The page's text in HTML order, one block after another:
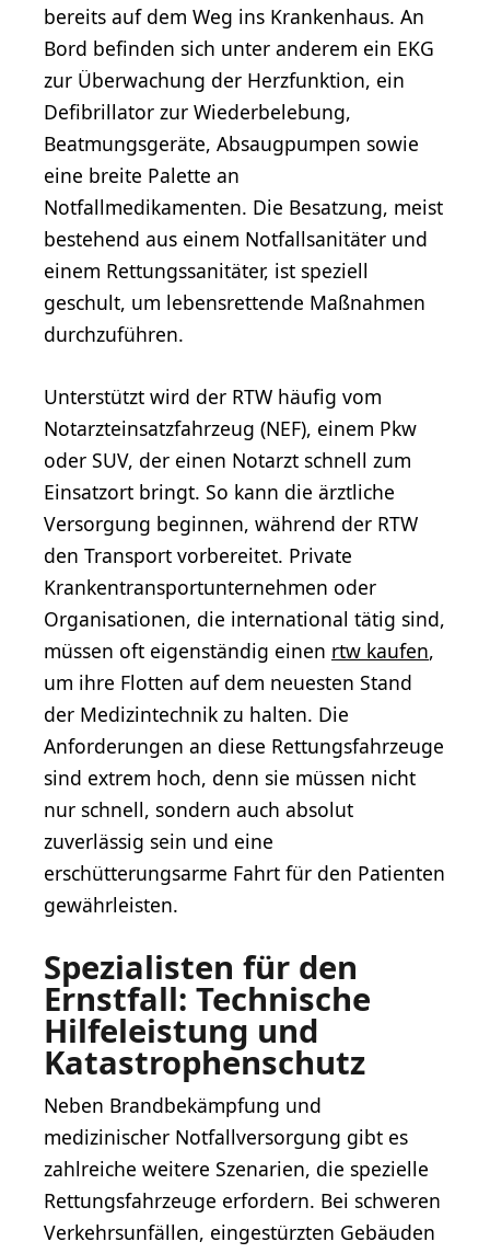
bereits auf dem Weg ins Krankenhaus. An
Bord befinden sich unter anderem ein EKG
zur Überwachung der Herzfunktion, ein
Defibrillator zur Wiederbelebung,
Beatmungsgeräte, Absaugpumpen sowie
eine breite Palette an
Notfallmedikamenten. Die Besatzung, meist
bestehend aus einem Notfallsanitäter und
einem Rettungssanitäter, ist speziell
geschult, um lebensrettende Maßnahmen
durchzuführen.
Unterstützt wird der RTW häufig vom
Notarzteinsatzfahrzeug (NEF), einem Pkw
oder SUV, der einen Notarzt schnell zum
Einsatzort bringt. So kann die ärztliche
Versorgung beginnen, während der RTW
den Transport vorbereitet. Private
Krankentransportunternehmen oder
Organisationen, die international tätig sind,
müssen oft eigenständig einen rtw kaufen,
um ihre Flotten auf dem neuesten Stand
der Medizintechnik zu halten. Die
Anforderungen an diese Rettungsfahrzeuge
sind extrem hoch, denn sie müssen nicht
nur schnell, sondern auch absolut
zuverlässig sein und eine
erschütterungsarme Fahrt für den Patienten
gewährleisten.
Spezialisten für den
Ernstfall: Technische
Hilfeleistung und
Katastrophenschutz
Neben Brandbekämpfung und
medizinischer Notfallversorgung gibt es
zahlreiche weitere Szenarien, die spezielle
Rettungsfahrzeuge erfordern. Bei schweren
Verkehrsunfällen, eingestürzten Gebäuden